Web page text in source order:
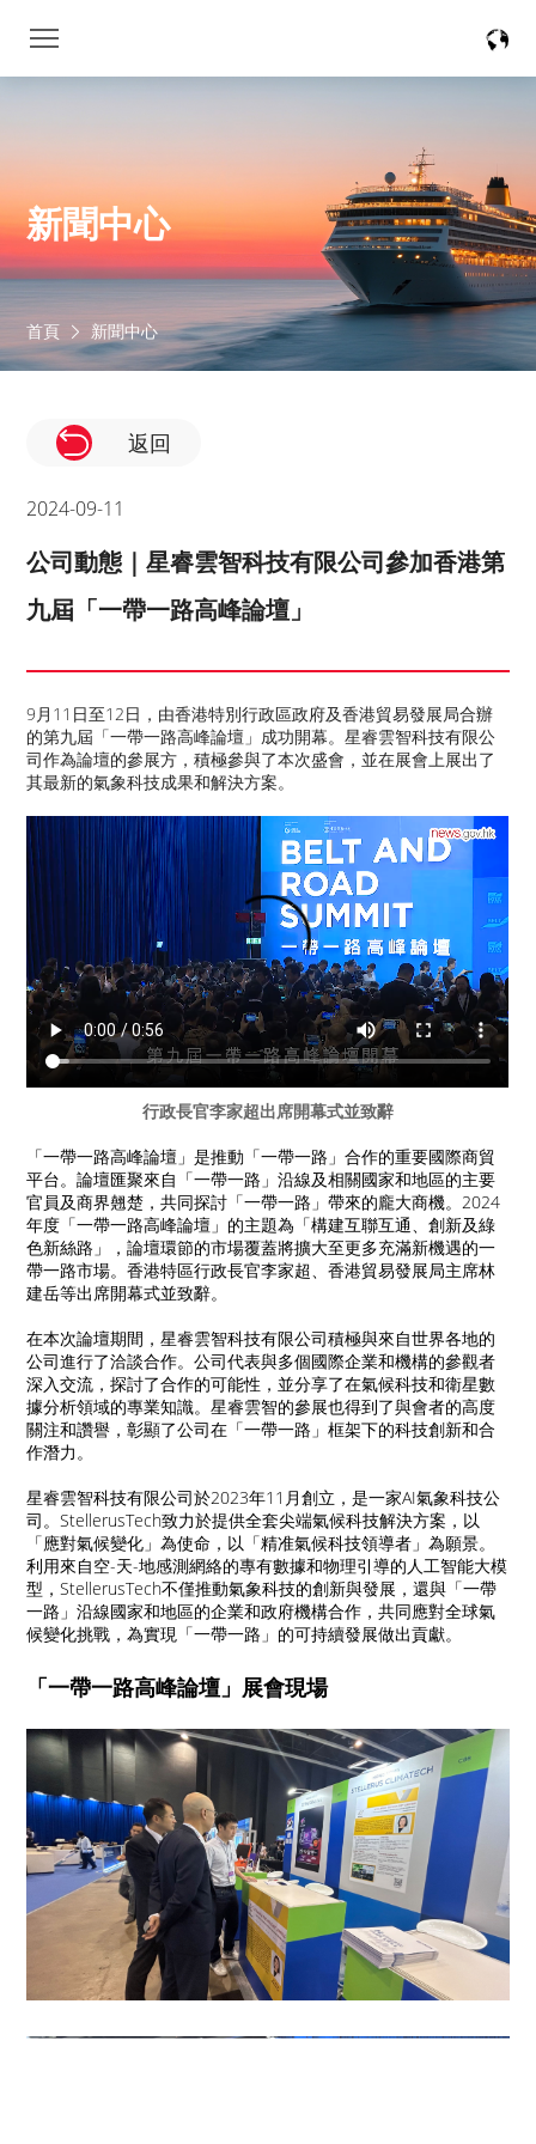
首頁 新聞中心
新聞中心
返回
2024-09-11
公司動態｜星睿雲智科技有限公司參加香港第
九屆「一帶一路高峰論壇」
9月11日至12日，由香港特別行政區政府及香港貿易發展局合辦
的第九屆「一帶一路高峰論壇」成功開幕。星睿雲智科技有限公
司作為論壇的參展方，積極參與了本次盛會，並在展會上展出了
其最新的氣象科技成果和解決方案。
行政長官李家超出席開幕式並致辭
「一帶一路高峰論壇」是推動「一帶一路」合作的重要國際商貿
平台。論壇匯聚來自「一帶一路」沿線及相關國家和地區的主要
官員及商界翹楚，共同探討「一帶一路」帶來的龐大商機。2024
年度「一帶一路高峰論壇」的主題為「構建互聯互通、創新及綠
色新絲路」，論壇環節的市場覆蓋將擴大至更多充滿新機遇的一
帶一路市場。香港特區行政長官李家超、香港貿易發展局主席林
建岳等出席開幕式並致辭。
在本次論壇期間，星睿雲智科技有限公司積極與來自世界各地的
公司進行了洽談合作。公司代表與多個國際企業和機構的參觀者
深入交流，探討了合作的可能性，並分享了在氣候科技和衛星數
據分析領域的專業知識。星睿雲智的參展也得到了與會者的高度
關注和讚譽，彰顯了公司在「一帶一路」框架下的科技創新和合
作潛力。
星睿雲智科技有限公司於2023年11月創立，是一家AI氣象科技公
司。StellerusTech致力於提供全套尖端氣候科技解決方案，以
「應對氣候變化」為使命，以「精准氣候科技領導者」為願景。
利用來自空-天-地感測網絡的專有數據和物理引導的人工智能大模
型，StellerusTech不僅推動氣象科技的創新與發展，還與「一帶
一路」沿線國家和地區的企業和政府機構合作，共同應對全球氣
候變化挑戰，為實現「一帶一路」的可持續發展做出貢獻。
「一帶一路高峰論壇」展會現場